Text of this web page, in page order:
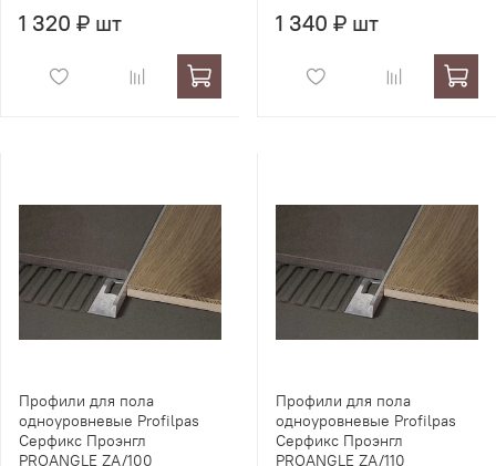
1 320 ₽ шт 1 340 ₽ шт
Профили для пола
одноуровневые Profilpas
Серфикс Проэнгл
PROANGLE ZA/100
Профили для пола
одноуровневые Profilpas
Серфикс Проэнгл
PROANGLE ZA/110